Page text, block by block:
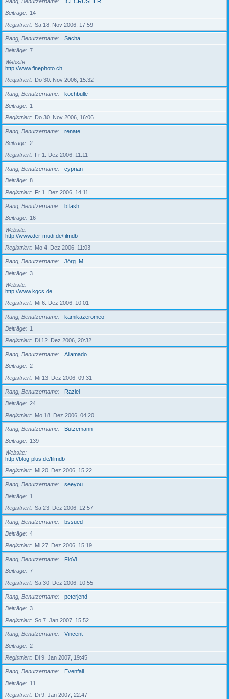
Beiträge
14
Registriert
Sa 18. Nov 2006, 17:59
Rang, Benutzername
Sacha
Beiträge
7
Website
http://www.finephoto.ch
Registriert
Do 30. Nov 2006, 15:32
Rang, Benutzername
kochbulle
Beiträge
1
Registriert
Do 30. Nov 2006, 16:06
Rang, Benutzername
renate
Beiträge
2
Registriert
Fr 1. Dez 2006, 11:11
Rang, Benutzername
cyprian
Beiträge
8
Registriert
Fr 1. Dez 2006, 14:11
Rang, Benutzername
bflash
Beiträge
16
Website
http://www.der-mudi.de/filmdb
Registriert
Mo 4. Dez 2006, 11:03
Rang, Benutzername
Jörg_M
Beiträge
3
Website
http://www.kgcs.de
Registriert
Mi 6. Dez 2006, 10:01
Rang, Benutzername
kamikazeromeo
Beiträge
1
Registriert
Di 12. Dez 2006, 20:32
Rang, Benutzername
Allamado
Beiträge
2
Registriert
Mi 13. Dez 2006, 09:31
Rang, Benutzername
Raziel
Beiträge
24
Registriert
Mo 18. Dez 2006, 04:20
Rang, Benutzername
Butzemann
Beiträge
139
Website
http://blog-plus.de/filmdb
Registriert
Mi 20. Dez 2006, 15:22
Rang, Benutzername
seeyou
Beiträge
1
Registriert
Sa 23. Dez 2006, 12:57
Rang, Benutzername
bssued
Beiträge
4
Registriert
Mi 27. Dez 2006, 15:19
Rang, Benutzername
FloVi
Beiträge
7
Registriert
Sa 30. Dez 2006, 10:55
Rang, Benutzername
peterjend
Beiträge
3
Registriert
So 7. Jan 2007, 15:52
Rang, Benutzername
Vincent
Beiträge
2
Registriert
Di 9. Jan 2007, 19:45
Rang, Benutzername
Evenfall
Beiträge
11
Registriert
Di 9. Jan 2007, 22:47